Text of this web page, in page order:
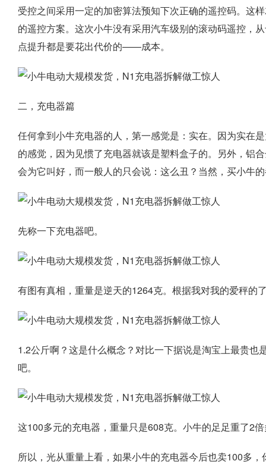
受控之间采用一定的加密算法预知下次正确的遥控码。这
的遥控方案。这次小牛没有采用汽车级别的滚动码遥控，
点提升都是要花出代价的——成本。
二，充电器篇
任何拿到小牛充电器的人，第一感觉是：实在。因为实在
的感觉，因为见惯了充电器就该是塑料盒子的。另外，铝
会为它叫好，而一般人的只会说：这么丑？当然，买小牛
先称一下充电器吧。
有图有真相，重量是逆天的1264克。根据我对我的爱秤的
1.2公斤啊？这是什么概念？对比一下据说是淘宝上最贵
吧。
这100多元的充电器，重量只是608克。小牛的足足重了2
所以，光从重量上看，如果小牛的充电器今后也卖100多